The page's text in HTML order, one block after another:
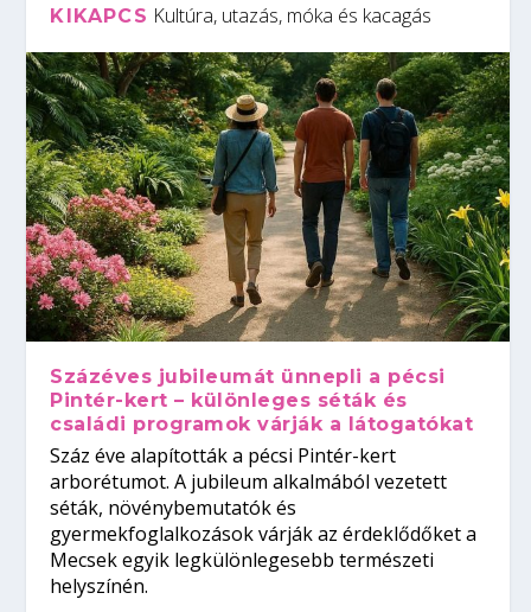
KIKAPCS Kultúra, utazás, móka és kacagás
Százéves jubileumát ünnepli a pécsi
Pintér-kert – különleges séták és
családi programok várják a látogatókat
Száz éve alapították a pécsi Pintér-kert
arborétumot. A jubileum alkalmából vezetett
séták, növénybemutatók és
gyermekfoglalkozások várják az érdeklődőket a
Mecsek egyik legkülönlegesebb természeti
helyszínén.